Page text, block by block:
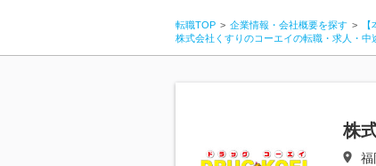
転職TOP 企業情報・会社概要を探す
株式会社くすりのコーエイの転職・求人・中
株
福